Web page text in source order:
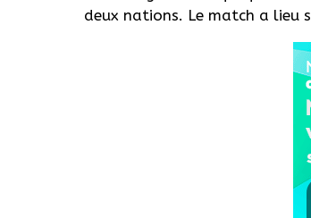
deux nations. Le match a lieu